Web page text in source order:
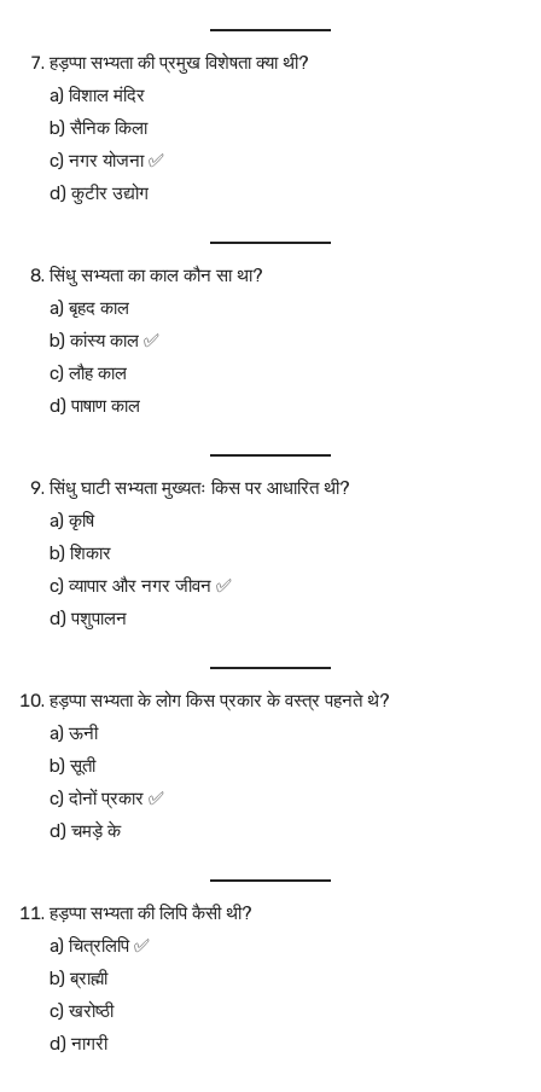
हड़प्पा सभ्यता की प्रमुख विशेषता क्या थी?
a) विशाल मंदिर
b) सैनिक किला
c) नगर योजना ✅
d) कुटीर उद्योग
सिंधु सभ्यता का काल कौन सा था?
a) बृहद काल
b) कांस्य काल ✅
c) लौह काल
d) पाषाण काल
सिंधु घाटी सभ्यता मुख्यतः किस पर आधारित थी?
a) कृषि
b) शिकार
c) व्यापार और नगर जीवन ✅
d) पशुपालन
हड़प्पा सभ्यता के लोग किस प्रकार के वस्त्र पहनते थे?
a) ऊनी
b) सूती
c) दोनों प्रकार ✅
d) चमड़े के
हड़प्पा सभ्यता की लिपि कैसी थी?
a) चित्रलिपि ✅
b) ब्राह्मी
c) खरोष्ठी
d) नागरी